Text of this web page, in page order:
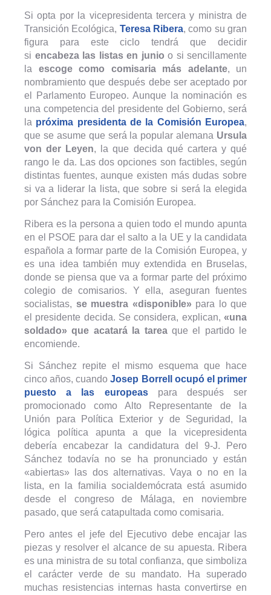
Si opta por la vicepresidenta tercera y ministra de
Transición Ecológica, Teresa Ribera, como su gran
figura para este ciclo tendrá que decidir
si encabeza las listas en junio o si sencillamente
la escoge como comisaria más adelante, un
nombramiento que después debe ser aceptado por
el Parlamento Europeo. Aunque la nominación es
una competencia del presidente del Gobierno, será
la próxima presidenta de la Comisión Europea,
que se asume que será la popular alemana Ursula
von der Leyen, la que decida qué cartera y qué
rango le da. Las dos opciones son factibles, según
distintas fuentes, aunque existen más dudas sobre
si va a liderar la lista, que sobre si será la elegida
por Sánchez para la Comisión Europea.
Ribera es la persona a quien todo el mundo apunta
en el PSOE para dar el salto a la UE y la candidata
española a formar parte de la Comisión Europea, y
es una idea también muy extendida en Bruselas,
donde se piensa que va a formar parte del próximo
colegio de comisarios. Y ella, aseguran fuentes
socialistas, se muestra «disponible» para lo que
el presidente decida. Se considera, explican, «una
soldado» que acatará la tareaque el partido le
encomiende.
Si Sánchez repite el mismo esquema que hace
cinco años, cuandoJosep Borrell ocupó el primer
puesto a las europeaspara después ser
promocionado como Alto Representante de la
Unión para Política Exterior y de Seguridad, la
lógica política apunta a que la vicepresidenta
debería encabezar la candidatura del 9-J. Pero
Sánchez todavía no se ha pronunciado y están
«abiertas» las dos alternativas. Vaya o no en la
lista, en la familia socialdemócrata está asumido
desde el congreso de Málaga, en noviembre
pasado, que será catapultada como comisaria.
Pero antes el jefe del Ejecutivo debe encajar las
piezas y resolver el alcance de su apuesta. Ribera
es una ministra de su total confianza, que simboliza
el carácter verde de su mandato. Ha superado
muchas resistencias internas hasta convertirse en